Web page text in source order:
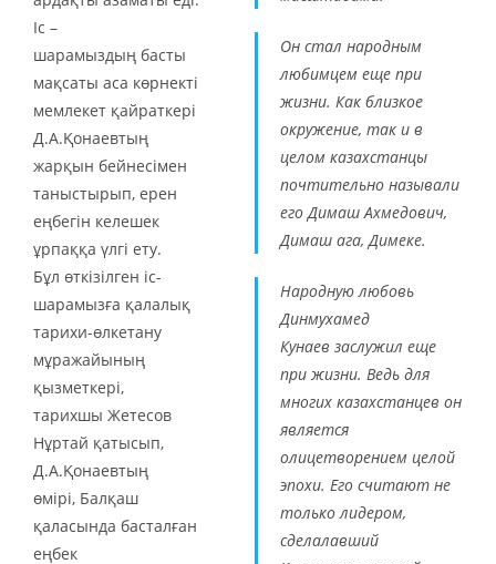
Іс –
шарамыздың басты
мақсаты аса көрнекті
мемлекет қайраткері
Д.А.Қонаевтың
жарқын бейнесімен
таныстырып, ерен
еңбегін келешек
ұрпаққа үлгі ету.
Бұл өткізілген іс-
шарамызға қалалық
тарихи-өлкетану
мұражайының
қызметкері,
тарихшы Жетесов
Нұртай қатысып,
Д.А.Қонаевтың
өмірі, Балқаш
қаласында басталған
еңбек
Он стал народным
любимцем еще при
жизни. Как близкое
окружение, так и в
целом казахстанцы
почтительно называли
его Димаш Ахмедович,
Димаш ага, Димеке.
Народную любовь
Динмухамед
Кунаев заслужил еще
при жизни. Ведь для
многих казахстанцев он
является
олицетворением целой
эпохи. Его считают не
только лидером,
сделалавший